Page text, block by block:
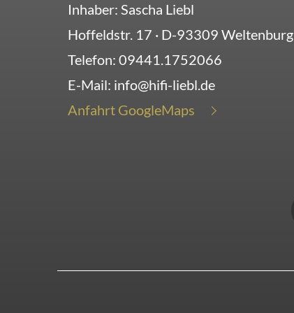
Inhaber: Sascha Liebl
Hoffeldstr. 17 · D-93309 Weltenburg
Telefon: 09441.1752066
E-Mail: info@hifi-liebl.de
Anfahrt GoogleMaps